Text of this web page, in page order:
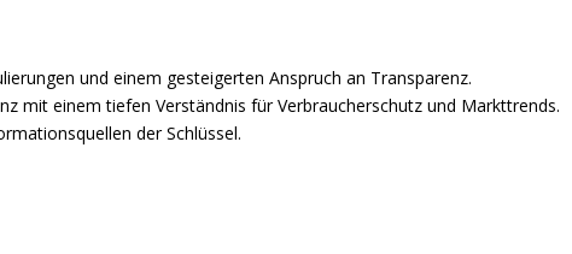
und einem gesteigerten Anspruch an Transparenz.
mit einem tiefen Verständnis für Verbraucherschutz und Markttrends.
der Schlüssel.